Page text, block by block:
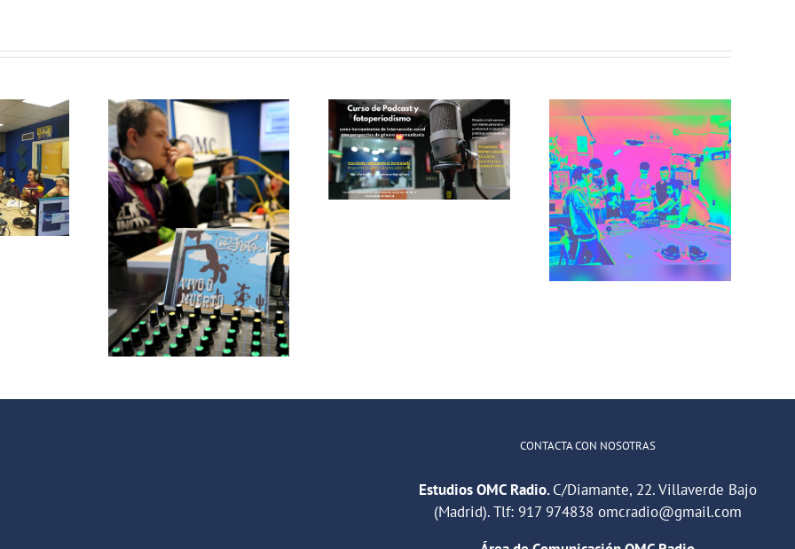
papas
con
Podcast y
Fotoperiodismo
como
herramientas
de
Intervención
Social
Incorradio,
taller de
comunicación
Recuerdos de
San Cris desde
CINESIA
CONTACTA CON NOSOTRAS
Estudios OMC Radio.C/Diamante, 22. Villaverde Bajo
(Madrid). Tlf: 917 974838 omcradio@gmail.com